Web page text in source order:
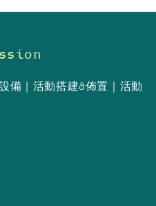
備｜活動搭建&佈置｜活動